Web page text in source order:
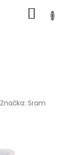
KOŠÍK
Značka:Sram